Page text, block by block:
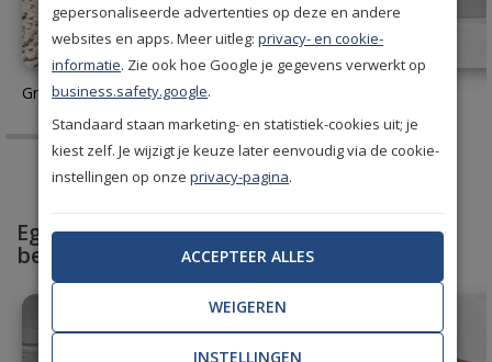
Gratis behang stalen aanvragen
Egaliseer en bescherm met professioneel
behang
gepersonaliseerde advertenties op deze en andere
websites en apps. Meer uitleg:privacy- en cookie-
informatie. Zie ook hoe Google je gegevens verwerkt op
business.safety.google.
Standaard staan marketing- en statistiek-cookies uit; je
kiest zelf. Je wijzigt je keuze later eenvoudig via de cookie-
instellingen op onzeprivacy-pagina.
ACCEPTEER ALLES
WEIGEREN
INSTELLINGEN